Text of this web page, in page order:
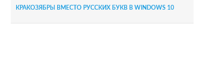
КРАКОЗЯБРЫ ВМЕСТО РУССКИХ БУКВ В WINDOWS 10